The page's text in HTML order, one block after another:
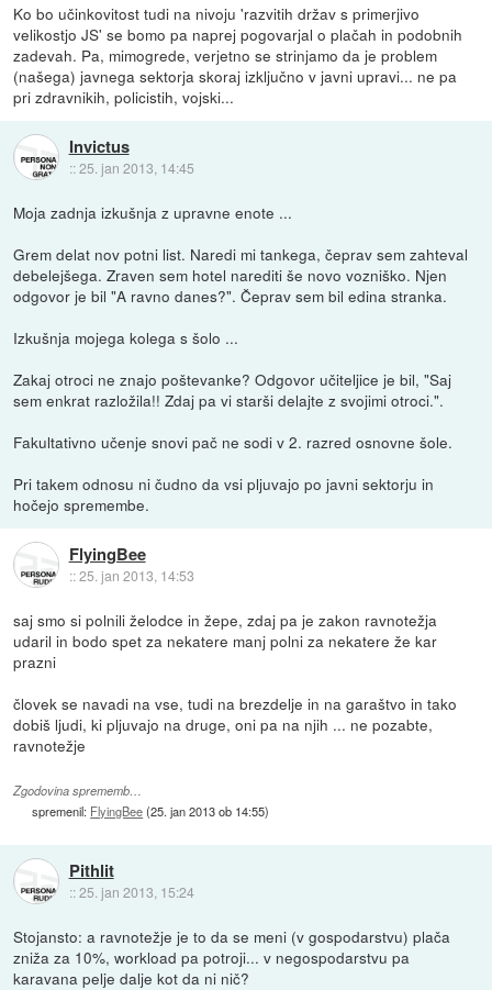
Ko bo učinkovitost tudi na nivoju 'razvitih držav s primerjivo
velikostjo JS' se bomo pa naprej pogovarjal o plačah in podobnih
zadevah. Pa, mimogrede, verjetno se strinjamo da je problem
(našega) javnega sektorja skoraj izključno v javni upravi... ne pa
pri zdravnikih, policistih, vojski...
Invictus
::25. jan 2013, 14:45
Moja zadnja izkušnja z upravne enote ...
Grem delat nov potni list. Naredi mi tankega, čeprav sem zahteval
debelejšega. Zraven sem hotel narediti še novo vozniško. Njen
odgovor je bil "A ravno danes?". Čeprav sem bil edina stranka.
Izkušnja mojega kolega s šolo ...
Zakaj otroci ne znajo poštevanke? Odgovor učiteljice je bil, "Saj
sem enkrat razložila!! Zdaj pa vi starši delajte z svojimi otroci.".
Fakultativno učenje snovi pač ne sodi v 2. razred osnovne šole.
Pri takem odnosu ni čudno da vsi pljuvajo po javni sektorju in
hočejo spremembe.
FlyingBee
::25. jan 2013, 14:53
saj smo si polnili želodce in žepe, zdaj pa je zakon ravnotežja
udaril in bodo spet za nekatere manj polni za nekatere že kar
prazni
človek se navadi na vse, tudi na brezdelje in na garaštvo in tako
dobiš ljudi, ki pljuvajo na druge, oni pa na njih ... ne pozabte,
ravnotežje
Zgodovina sprememb…
spremenil: FlyingBee(25. jan 2013 ob 14:55)
Pithlit
::25. jan 2013, 15:24
Stojansto: a ravnotežje je to da se meni (v gospodarstvu) plača
zniža za 10%, workload pa potroji... v negospodarstvu pa
karavana pelje dalje kot da ni nič?